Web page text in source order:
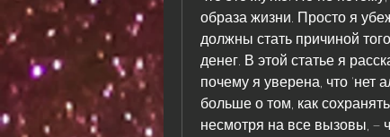
образа жизни. Просто я
должны стать причиной
денег. В этой статье я
почему я уверена, что 'нет
больше о том, как
несмотря на все вызовы, –